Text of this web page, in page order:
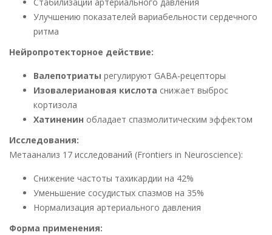
Стабилизации артериального давления
Улучшению показателей вариабельности сердечного
ритма
Нейропротекторное действие:
Валепотриаты регулируют GABA-рецепторы
Изовалериановая кислота снижает выброс
кортизола
Хатиненин обладает спазмолитическим эффектом
Исследования:
Метаанализ 17 исследований (Frontiers in Neuroscience):
Снижение частоты тахикардии на 42%
Уменьшение сосудистых спазмов на 35%
Нормализация артериального давления
Форма применения: